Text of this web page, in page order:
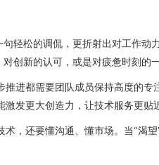
轻松的调侃，更折射出对工作动
创新的认可，或是对疲惫时刻的一
进都需要团队成员保持高度的专
发更大创造力，让技术服务更贴
，还要懂沟通、懂市场。当“渴望